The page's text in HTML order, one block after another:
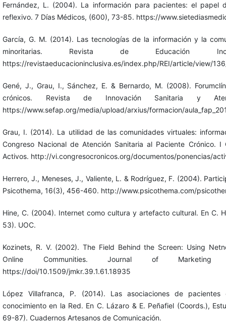
Fernández, L. (2004). La información para pacientes: el papel
reflexivo. 7 Días Médicos, (600), 73-85. https://
García, G. M. (2014). Las tecnologías de la información y la
minoritarias. Revista de Educación
https://revistaeducacioninclusiva.es/index.php/REI/article/view/
Gené, J., Grau, I., Sánchez, E. & Bernardo, M. (2008).
crónicos. Revista de Innovación Sanitaria y
https://www.sefap.org/media/upload/arxius/formacion/
Grau, I. (2014). La utilidad de las comunidades virtuales:
Congreso Nacional de Atención Sanitaria al Paciente Crónico. I
Activos. http://vi.congresocronicos.org/documentos/ponencias/
Herrero, J., Meneses, J., Valiente, L. & Rodríguez, F. (2004).
Psicothema, 16(3), 456-460. http://www.psicothema.com/
Hine, C. (2004). Internet como cultura y artefacto cultural. En C.
53). UOC.
Kozinets, R. V. (2002). The Field Behind the Screen: Using
Online Communities. Journal of Marketing
https://doi/10.1509/jmkr.39.1.61.18935
López Villafranca, P. (2014). Las asociaciones de pacientes
conocimiento en la Red. En C. Lázaro & E. Peñafiel (Coords.),
69-87). Cuadernos Artesanos de Comunicación.